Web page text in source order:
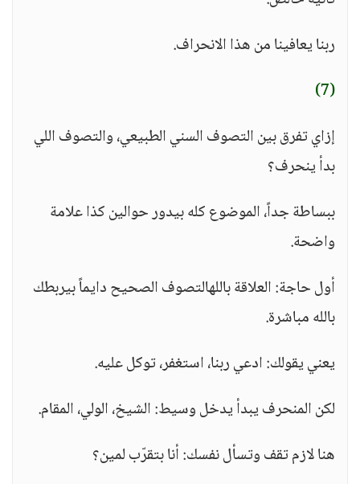
ربنا يعافينا من هذا الانحراف.
(7)
إزاي تفرق بين التصوف السني الطبيعي، والتصوف اللي
بدأ ينحرف؟
ببساطة جداً، الموضوع كله بيدور حوالين كذا علامة
واضحة.
أول حاجة: العلاقة باللهالتصوف الصحيح دايماً بيربطك
بالله مباشرة.
يعني يقولك: ادعي ربنا، استغفر، توكل عليه.
لكن المنحرف يبدأ يدخل وسيط: الشيخ، الولي، المقام.
هنا لازم تقف وتسأل نفسك: أنا بتقرّب لمين؟